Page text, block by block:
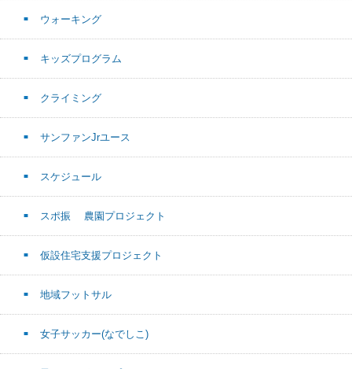
ウォーキング
キッズプログラム
クライミング
サンファンJrユース
スケジュール
スポ振 農園プロジェクト
仮設住宅支援プロジェクト
地域フットサル
女子サッカー(なでしこ)